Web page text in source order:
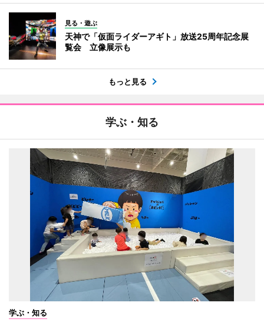
見る・遊ぶ
天神で「仮面ライダーアギト」放送25周年記念展
覧会 立像展示も
もっと見る
学ぶ・知る
学ぶ・知る